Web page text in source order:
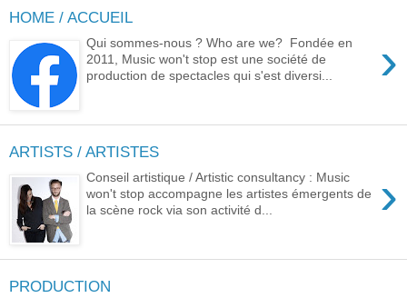
HOME / ACCUEIL
›
Qui sommes-nous ? Who are we? Fondée en
2011, Music won't stop est une société de
production de spectacles qui s'est diversi...
ARTISTS / ARTISTES
›
Conseil artistique / Artistic consultancy : Music
won't stop accompagne les artistes émergents de
la scène rock via son activité d...
PRODUCTION